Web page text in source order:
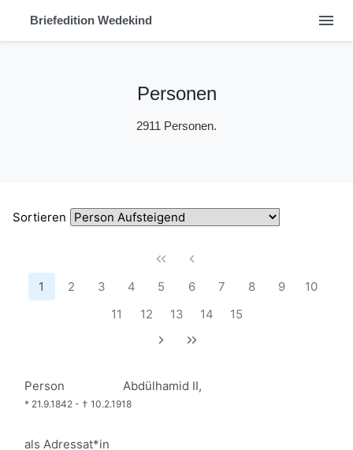
Briefedition Wedekind menu
Personen
2911 Personen.
Sortieren
1 2 3 4 5 6 7 8 9
10
11
12 13 14 15
Person Abdülhamid II,
* 21.9.1842 - † 10.2.1918
als Adressat*in